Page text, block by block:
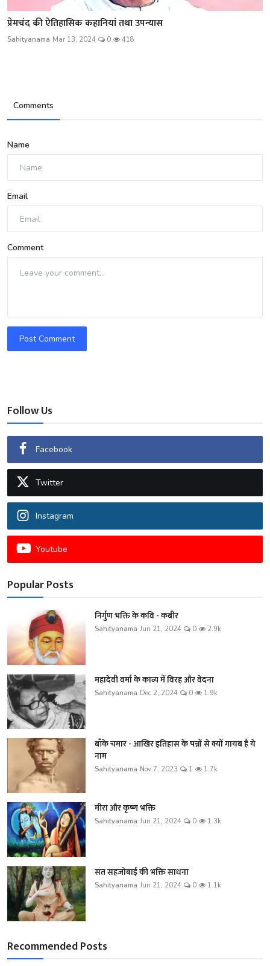
प्रेमचंद की ऐतिहासिक कहानियां तथा उपन्यास
Sahityanama Mar 13, 2024 0 418
Comments
Name
Email
Comment
Post Comment
Follow Us
Facebook
Twitter
Instagram
Youtube
Popular Posts
निर्गुण भक्ति के कवि - कबीर
Sahityanama Jun 21, 2024 0 2.9k
महादेवी वर्मा के काव्य में विरह और वेदना
Sahityanama Dec 2, 2024 0 1.9k
बाँके चमार - आखिर इतिहास के पन्नों से क्यों गायब है ये
नाम
Sahityanama Nov 7, 2023 1 1.7k
मीरा और कृष्ण भक्ति
Sahityanama Jun 21, 2024 0 1.3k
संत सहजोबाई की भक्ति साधना
Sahityanama Jun 21, 2024 0 1.1k
Recommended Posts